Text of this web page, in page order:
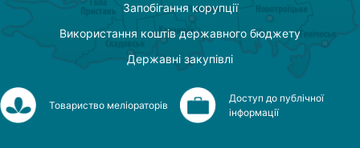
Запобігання корупції
Використання коштів державного бюджету
Державні закупівлі
Товариство меліораторів
Доступ до публічної
інформації